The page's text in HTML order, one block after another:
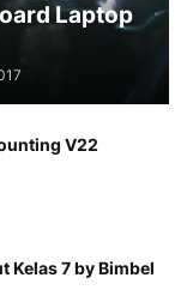
Laptop
V22
Kelas 7 by Bimbel